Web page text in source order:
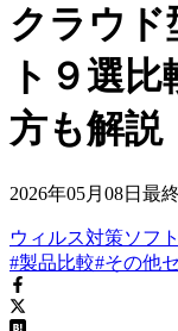
クラウド
ト９選
方も解説
2026年05月08日 最
ウィルス対策ソフト
#製品比較#その他